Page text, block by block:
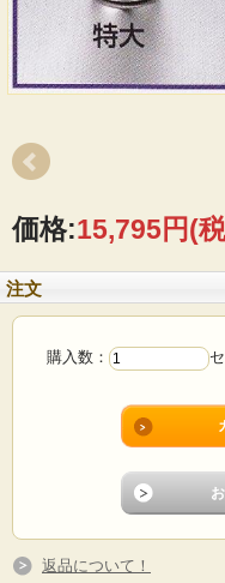
価格:15,795円(
注文
購入数：
返品について！